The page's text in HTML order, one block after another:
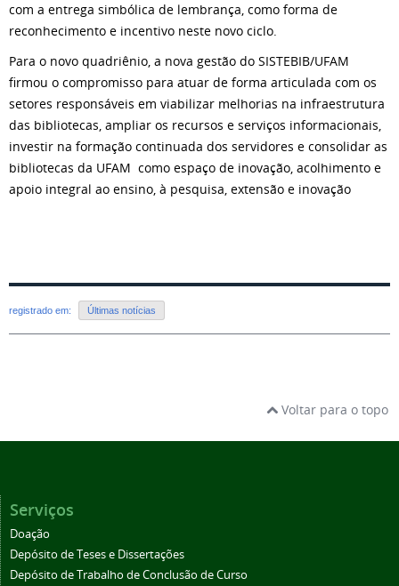
com a entrega simbólica de lembrança, como forma de
reconhecimento e incentivo neste novo ciclo.
Para o novo quadriênio, a nova gestão do SISTEBIB/UFAM
firmou o compromisso para atuar de forma articulada com os
setores responsáveis em viabilizar melhorias na infraestrutura
das bibliotecas, ampliar os recursos e serviços informacionais,
investir na formação continuada dos servidores e consolidar as
bibliotecas da UFAM como espaço de inovação, acolhimento e
apoio integral ao ensino, à pesquisa, extensão e inovação
registrado em: Últimas notícias
Voltar para o topo
Serviços
Doação
Depósito de Teses e Dissertações
Depósito de Trabalho de Conclusão de Curso